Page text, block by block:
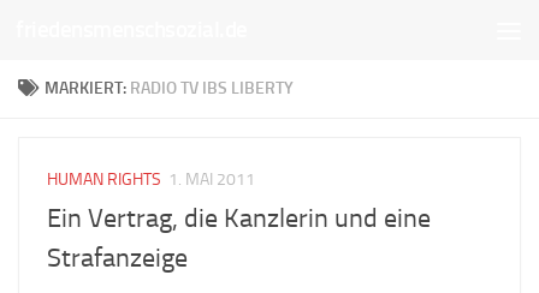
MARKIERT: RADIO TV IBS LIBERTY
HUMAN RIGHTS 1. MAI 2011
Ein Vertrag, die Kanzlerin und eine
Strafanzeige